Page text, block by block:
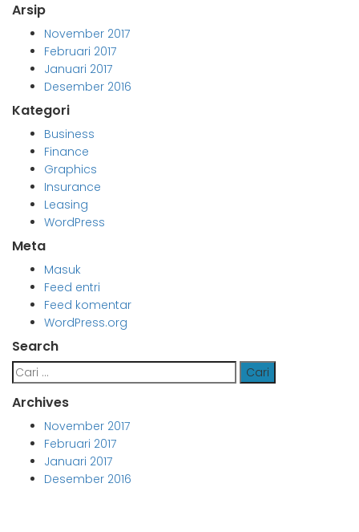
Arsip
November 2017
Februari 2017
Januari 2017
Desember 2016
Kategori
Business
Finance
Graphics
Insurance
Leasing
WordPress
Meta
Masuk
Feed entri
Feed komentar
WordPress.org
Search
Cari
untuk:
Archives
November 2017
Februari 2017
Januari 2017
Desember 2016